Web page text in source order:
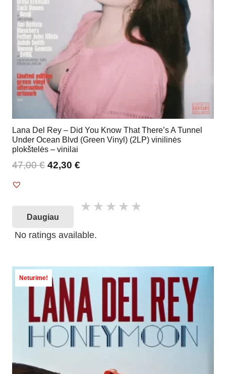
Lana Del Rey – Did You Know That There’s A Tunnel
Under Ocean Blvd (Green Vinyl) (2LP) vinilinės
plokštelės – vinilai
47,00€ 42,30 €
Daugiau
No ratings available.
Neturime!